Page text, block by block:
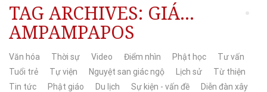
TAG ARCHIVES: GIÁ…
AMPAMPAPOS
Văn hóa Thời sự Video Điểm nhìn Phật học
Tư vấn
Tuổi trẻ
Tự viện Nguyệt san giác ngộ Lịch sử
Từ thiện
Tin tức
Phật giáo Du lịch Sự kiện - vấn đề
Diễn đàn xây